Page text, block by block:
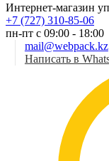
Интернет-магазин
+7 (727) 310-85-06
пн-пт с 09:00 - 18:00
mail@webpack.kz
Написать в